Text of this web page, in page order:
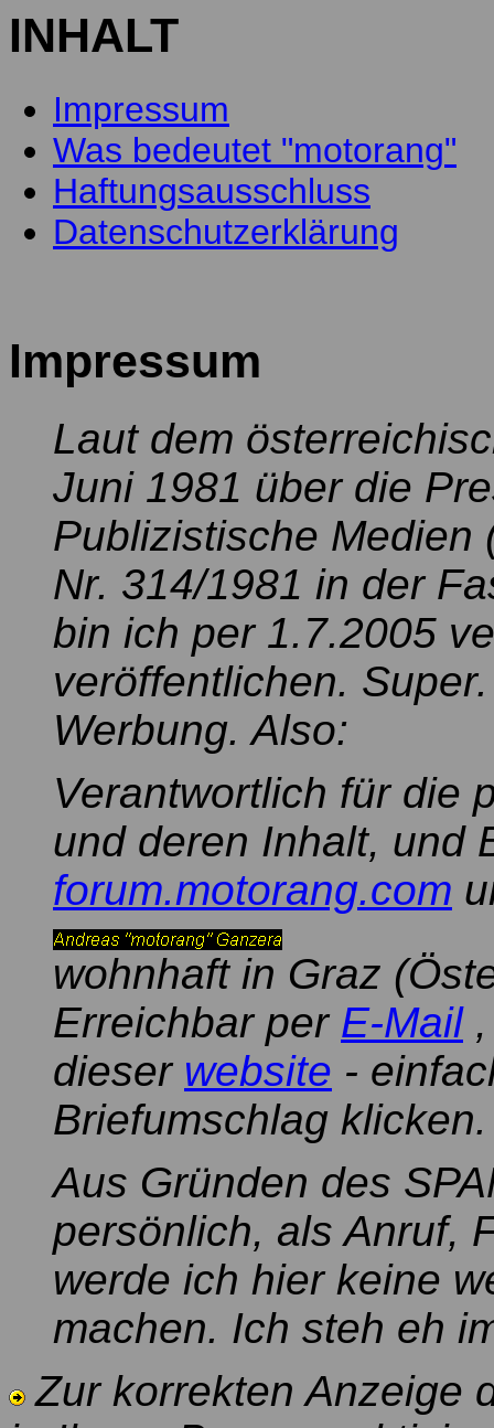
INHALT
Impressum
Was bedeutet "motorang"
Haftungsausschluss
Datenschutzerklärung
Impressum
Laut dem
Juni 1981 über die
Publizistische Medien
Nr. 314/1981 in der
bin ich per 1.7.2005
veröffentlichen.
Werbung. Also:
Verantwortlich für die
und deren Inhalt, und
forum.motorang.com
wohnhaft in Graz
Erreichbar per E-Mail,
dieser website -
Briefumschlag klicken.
Aus Gründen des
persönlich, als Anruf,
werde ich hier keine
machen. Ich steh eh
Zur korrekten Anzeige